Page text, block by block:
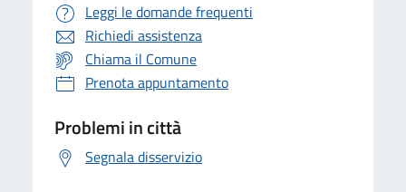
Leggi le domande frequenti
Richiedi assistenza
Chiama il Comune
Prenota appuntamento
Problemi in città
Segnala disservizio